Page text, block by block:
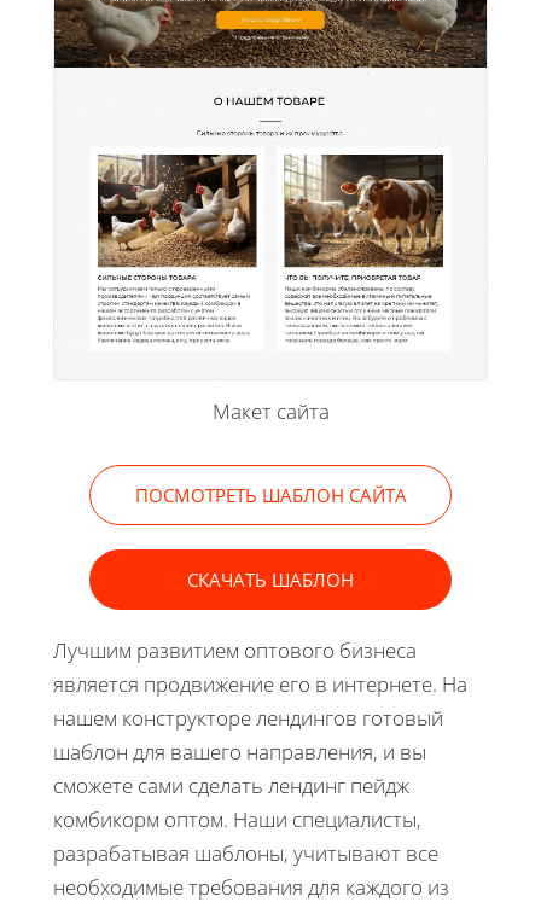
Макет сайта
ПОСМОТРЕТЬ ШАБЛОН САЙТА
СКАЧАТЬ ШАБЛОН
Лучшим развитием оптового бизнеса
является продвижение его в интернете. На
нашем конструкторе лендингов готовый
шаблон для вашего направления, и вы
сможете сами сделать лендинг пейдж
комбикорм оптом. Наши специалисты,
разрабатывая шаблоны, учитывают все
необходимые требования для каждого из